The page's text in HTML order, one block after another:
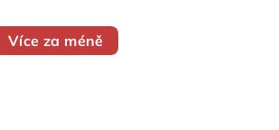
Více za méně